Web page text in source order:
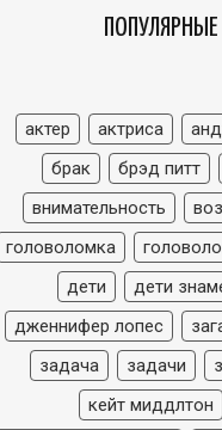
ПОПУЛЯРНЫЕ
актер актриса
брак
брэд питт
внимательность
головоломка
дети
дети
дженнифер лопес
задача
задачи
кейт миддлтон